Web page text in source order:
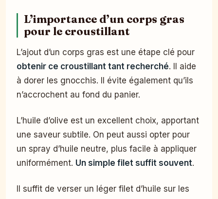
L’importance d’un corps gras
pour le croustillant
L’ajout d’un corps gras est une étape clé pour
obtenir ce croustillant tant recherché. Il aide
à dorer les gnocchis. Il évite également qu’ils
n’accrochent au fond du panier.
L’huile d’olive est un excellent choix, apportant
une saveur subtile. On peut aussi opter pour
un spray d’huile neutre, plus facile à appliquer
uniformément. Un simple filet suffit souvent.
Il suffit de verser un léger filet d’huile sur les